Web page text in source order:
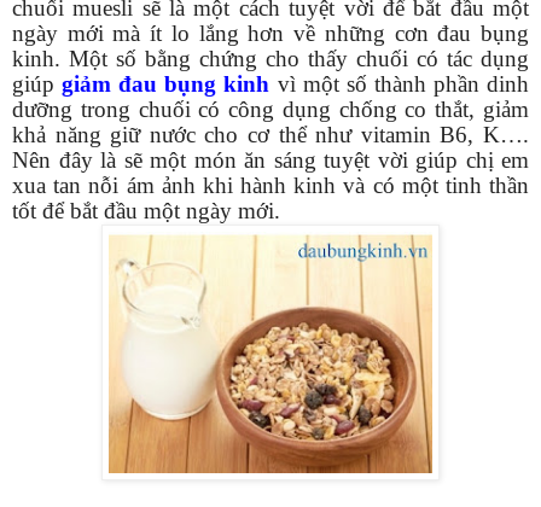
chuối muesli sẽ là một cách tuyệt vời để bắt đầu một
ngày mới mà ít lo lắng hơn về những cơn đau bụng
kinh. Một số bằng chứng cho thấy chuối có tác dụng
giúpgiảm đau bụng kinh vì một số thành phần dinh
dưỡng trong chuối có công dụng chống co thắt, giảm
khả năng giữ nước cho cơ thể như vitamin B6, K….
Nên đây là sẽ một món ăn sáng tuyệt vời giúp chị em
xua tan nỗi ám ảnh khi hành kinh và có một tinh thần
tốt để bắt đầu một ngày mới.